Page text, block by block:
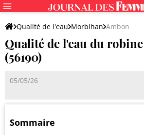
Qualité de l'eau Morbihan Ambon
Qualité de l'eau du
(56190)
05/05/26
Sommaire